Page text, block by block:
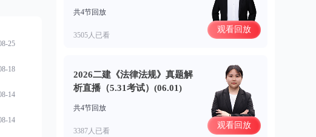
25
18
14
14
共4节回放
3505人已看
观看回放
2026二建《法律法规》真题解
析直播（5.31考试）(06.01)
共4节回放
3387人已看
观看回放